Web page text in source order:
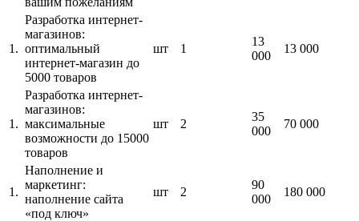
1.
Разработка интернет-
магазинов:
оптимальный
интернет-магазин до
5000 товаров
шт 1
13
000
13 000
1.
Разработка интернет-
магазинов:
максимальные
возможности до 15000
товаров
шт 2
35
000
70 000
1.
Наполнение и
маркетинг:
наполнение сайта
«под ключ»
шт 2
90
000
180 000